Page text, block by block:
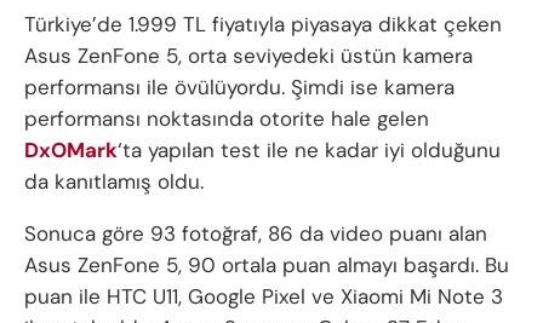
Türkiye’de 1.999 TL fiyatıyla piyasaya dikkat çeken
Asus ZenFone 5, orta seviyedeki üstün kamera
performansı ile övülüyordu. Şimdi ise kamera
performansı noktasında otorite hale gelen
DxOMark‘ta yapılan test ile ne kadar iyi olduğunu
da kanıtlamış oldu.
Sonuca göre 93 fotoğraf, 86 da video puanı alan
Asus ZenFone 5, 90 ortala puan almayı başardı. Bu
puan ile HTC U11, Google Pixel ve Xiaomi Mi Note 3